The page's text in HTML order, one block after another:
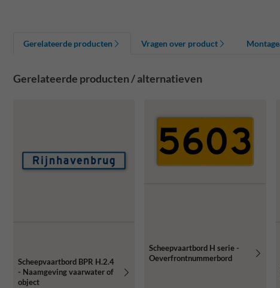
Gerelateerde producten Vragen over product
Gerelateerde producten / alternatieven
Scheepvaartbord BPR H.2.4
- Naamgeving vaarwater of
object
Scheepvaartbord H serie -
Oeverfrontnummerbord